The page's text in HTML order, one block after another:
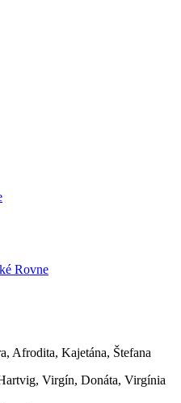
Rovne
Afrodita, Kajetána, Štefana
Virgín, Donáta, Virgínia